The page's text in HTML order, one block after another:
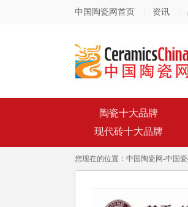
中国陶瓷网首页 资讯
陶瓷十大品牌
现代砖十大品牌
您现在的位置： 中国陶瓷网-中国